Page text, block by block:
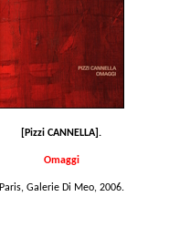
[Pizzi CANNELLA].
Omaggi
Paris, Galerie Di Meo, 2006.